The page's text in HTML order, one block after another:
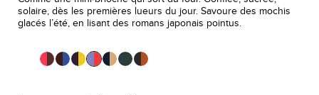
solaire, dès les premières lueurs du jour. Savoure des mochis
glacés l’été, en lisant des romans japonais pointus.